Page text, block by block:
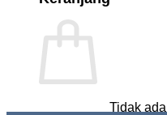
Tidak